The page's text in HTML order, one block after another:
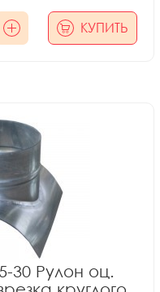
КУПИТЬ
30 Рулон оц.